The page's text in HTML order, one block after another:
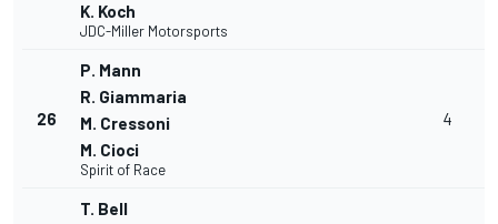
K. Koch
JDC-Miller Motorsports
26
P. Mann
R. Giammaria
M. Cressoni
M. Cioci
Spirit of Race
4
T. Bell